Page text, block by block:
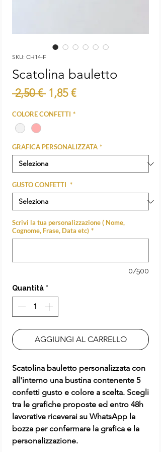
SKU: CH14-F
Scatolina bauletto
2,50 € Prezzo
1,85 €Prezzo
COLORE CONFETTI *
GRAFICA PERSONALIZZATA *
GUSTO CONFETTI *
Scrivi la tua personalizzazione ( Nome,
Cognome, Frase, Data etc) *
0/500
Quantità *
AGGIUNGI AL CARRELLO
Scatolina bauletto personalizzata con
all'interno una bustina contenente 5
confetti gusto e colore a scelta. Scegli
tra le grafiche proposte ed entro 48h
lavorative riceverai su WhatsApp la
bozza per confermare la grafica e la
personalizzazione.